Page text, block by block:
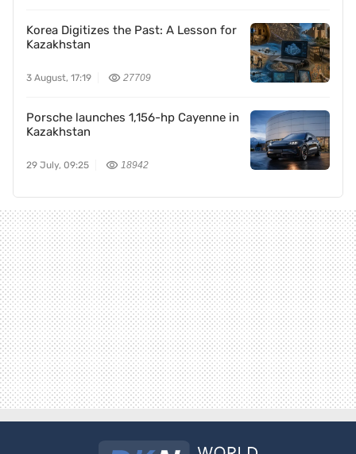
Korea Digitizes the Past: A Lesson for
Kazakhstan
3 August, 17:19 27709
Porsche launches 1,156-hp Cayenne in
Kazakhstan
29 July, 09:25 18942